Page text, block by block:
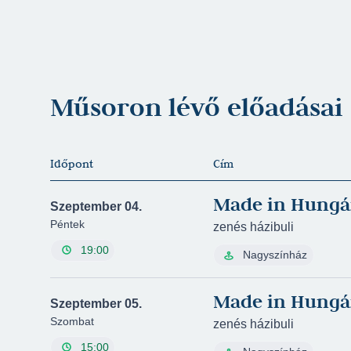
Műsoron lévő előadásai
Időpont Cím
Szeptember 04.
Péntek
19:00
Made in
zenés házibuli
Nagyszínház
Szeptember 05.
Szombat
15:00
Made in
zenés házibuli